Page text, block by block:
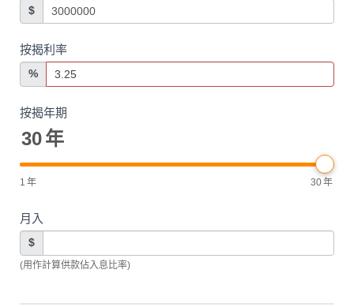
$
按揭利率
%
按揭年期
30年
1 年 30年
月入
$
(用作計算供款佔入息比率)